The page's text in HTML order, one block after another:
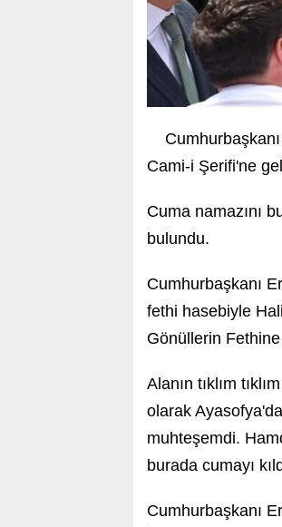
Cami-i Şerifi'ne
Cuma namazını
bulundu.
Cumhurbaşkanı
fethi hasebiyle
Gönüllerin
Alanın tıklım
olarak
muhteşemdi.
burada cumayı
Cumhurbaşkanı